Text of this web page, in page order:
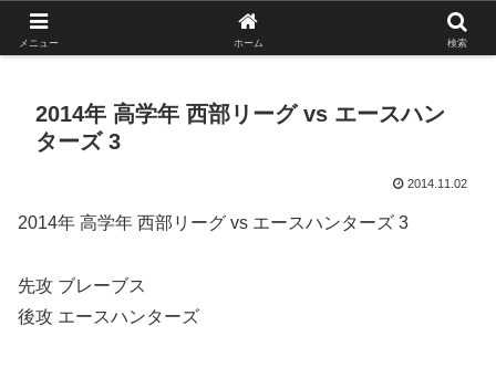
がんばれ！フルスイング！境南ブレーブス！
2014年 高学年 西部リーグ vs エースハン
ターズ 3
2014.11.02
2014年 高学年 西部リーグ vs エースハンターズ 3
先攻 ブレーブス
後攻 エースハンターズ
メニュー ホーム 検索